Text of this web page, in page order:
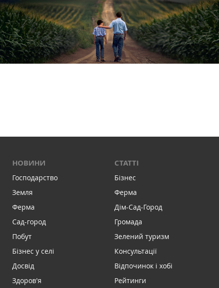
НОВИНИ
Господарство
Земля
Ферма
Сад-город
Побут
Бізнес у селі
Досвід
Здоров'я
СТАТТІ
Бізнес
Ферма
Дім-Сад-Город
Громада
Зелений туризм
Консультації
Відпочинок і хобі
Рейтинги